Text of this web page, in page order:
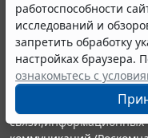
работоспособности
исследований и
запретить обработку
настройках браузера.
ознакомьтесь с
© ООО "НПП "ГАРАНТ-
выпускается с 1990
являются участниками
информации ГАРАНТ.
Портал ГАРАНТ.РУ
издания Федеральной
связи,информационных